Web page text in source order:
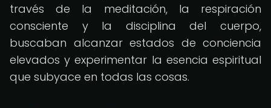
través de la meditación, la respiración
consciente y la disciplina del cuerpo,
buscaban alcanzar estados de conciencia
elevados y experimentar la esencia espiritual
que subyace en todas las cosas.